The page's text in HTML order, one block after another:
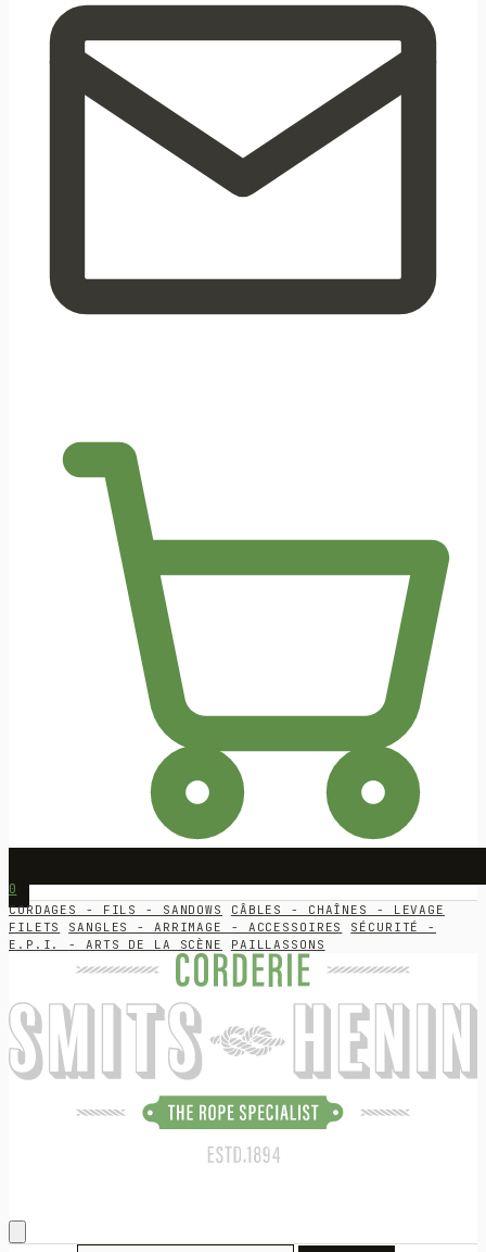
0
CORDAGES - FILS - SANDOWS
CÂBLES - CHAÎNES - LEVAGE
FILETS
SANGLES - ARRIMAGE - ACCESSOIRES
SÉCURITÉ -
E.P.I. - ARTS DE LA SCÈNE
PAILLASSONS